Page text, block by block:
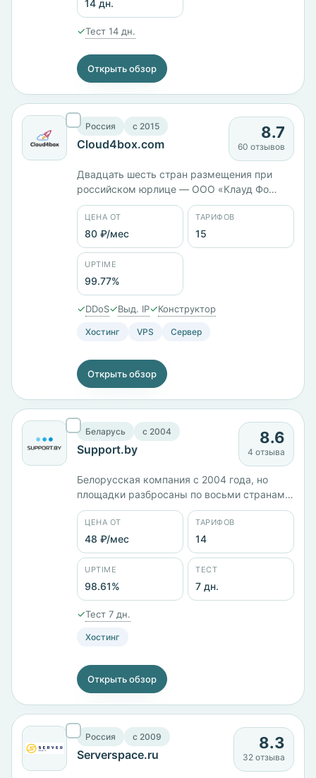
14 дн.
✓Тест 14 дн.
Открыть обзор
Россия c 2015
Cloud4box.com
8.7
60 отзывов
Двадцать шесть стран размещения при
российском юрлице — ООО «Клауд Фо
Бокс». Тарифы различаются типом диска:
VPS на HDD с Ceph стоит 381 ₽/мес, на SSD
— 651 ₽/мес, на NVMe — 838 ₽/мес при
одинаковых 2 ГБ памяти. Всего 15 тарифов
от 80 ₽/мес, оплата картой МИР, через СБП
или Сбербанк Онлайн.
ЦЕНА ОТ
80 ₽/мес
ТАРИФОВ
15
UPTIME
99.77%
✓DDoS✓Выд. IP✓Конструктор
Хостинг VPS Сервер
Открыть обзор
Беларусь c 2004
Support.by
8.6
4 отзыва
Белорусская компания с 2004 года, но
площадки разбросаны по восьми странам
— Беларусь, Россия, Польша, Германия,
Австрия, Франция, Канада и Сингапур.
Четырнадцать тарифов от 47 ₽/мес, VDS BY
M с 2 ГБ памяти стоит 652 ₽/мес, 3XL с 6
ядрами и 12 ГБ — 3383 ₽/мес. Панели
cPanel, ISPmanager, Plesk. Заявленный
uptime 98,61%.
ЦЕНА ОТ
48 ₽/мес
ТАРИФОВ
14
UPTIME
98.61%
ТЕСТ
7 дн.
✓Тест 7 дн.
Хостинг
Открыть обзор
Россия c 2009
Serverspace.ru
8.3
32 отзыва